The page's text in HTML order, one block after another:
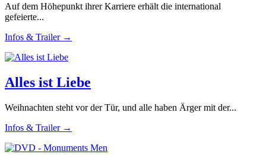
Auf dem Höhepunkt ihrer Karriere erhält die international
gefeierte...
Infos & Trailer →
Alles ist Liebe
Weihnachten steht vor der Tür, und alle haben Ärger mit der...
Infos & Trailer →